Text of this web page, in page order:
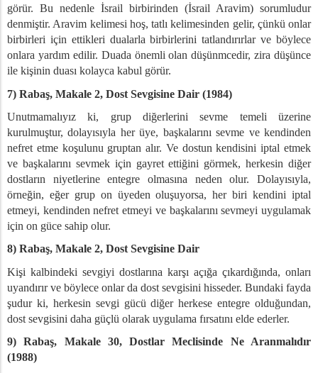
görür. Bu nedenle İsrail birbirinden (İsrail Aravim) sorumludur
denmiştir. Aravim kelimesi hoş, tatlı kelimesinden gelir, çünkü onlar
birbirleri için ettikleri dualarla birbirlerini tatlandırırlar ve böylece
onlara yardım edilir. Duada önemli olan düşünmcedir, zira düşünce
ile kişinin duası kolayca kabul görür.
7) Rabaş, Makale 2, Dost Sevgisine Dair (1984)
Unutmamalıyız ki, grup diğerlerini sevme temeli üzerine
kurulmuştur, dolayısıyla her üye, başkalarını sevme ve kendinden
nefret etme koşulunu gruptan alır. Ve dostun kendisini iptal etmek
ve başkalarını sevmek için gayret ettiğini görmek, herkesin diğer
dostların niyetlerine entegre olmasına neden olur. Dolayısıyla,
örneğin, eğer grup on üyeden oluşuyorsa, her biri kendini iptal
etmeyi, kendinden nefret etmeyi ve başkalarını sevmeyi uygulamak
için on güce sahip olur.
8) Rabaş, Makale 2, Dost Sevgisine Dair
Kişi kalbindeki sevgiyi dostlarına karşı açığa çıkardığında, onları
uyandırır ve böylece onlar da dost sevgisini hisseder. Bundaki fayda
şudur ki, herkesin sevgi gücü diğer herkese entegre olduğundan,
dost sevgisini daha güçlü olarak uygulama fırsatını elde ederler.
9) Rabaş, Makale 30, Dostlar Meclisinde Ne Aranmalıdır
(1988)